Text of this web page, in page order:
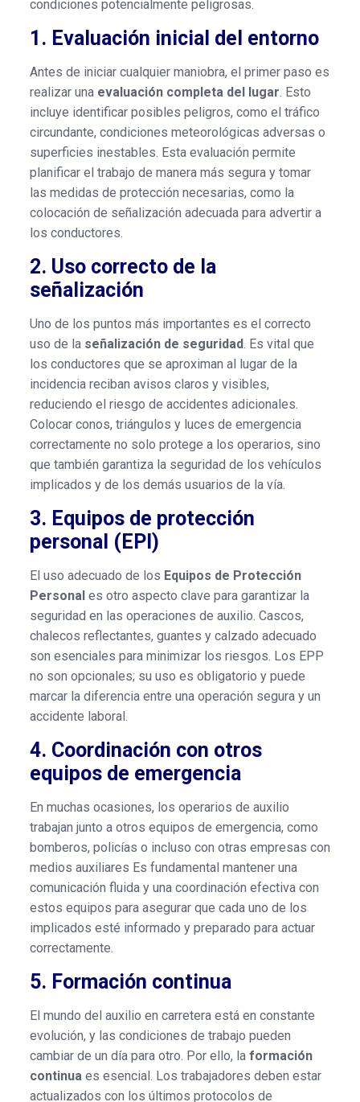
condiciones potencialmente peligrosas.
1. Evaluación inicial del entorno
Antes de iniciar cualquier maniobra, el primer paso es
realizar una evaluación completa del lugar. Esto
incluye identificar posibles peligros, como el tráfico
circundante, condiciones meteorológicas adversas o
superficies inestables. Esta evaluación permite
planificar el trabajo de manera más segura y tomar
las medidas de protección necesarias, como la
colocación de señalización adecuada para advertir a
los conductores.
2. Uso correcto de la
señalización
Uno de los puntos más importantes es el correcto
uso de la señalización de seguridad. Es vital que
los conductores que se aproximan al lugar de la
incidencia reciban avisos claros y visibles,
reduciendo el riesgo de accidentes adicionales.
Colocar conos, triángulos y luces de emergencia
correctamente no solo protege a los operarios, sino
que también garantiza la seguridad de los vehículos
implicados y de los demás usuarios de la vía.
3. Equipos de protección
personal (EPI)
El uso adecuado de los Equipos de Protección
Personales otro aspecto clave para garantizar la
seguridad en las operaciones de auxilio. Cascos,
chalecos reflectantes, guantes y calzado adecuado
son esenciales para minimizar los riesgos. Los EPP
no son opcionales; su uso es obligatorio y puede
marcar la diferencia entre una operación segura y un
accidente laboral.
4. Coordinación con otros
equipos de emergencia
En muchas ocasiones, los operarios de auxilio
trabajan junto a otros equipos de emergencia, como
bomberos, policías o incluso con otras empresas con
medios auxiliares Es fundamental mantener una
comunicación fluida y una coordinación efectiva con
estos equipos para asegurar que cada uno de los
implicados esté informado y preparado para actuar
correctamente.
5. Formación continua
El mundo del auxilio en carretera está en constante
evolución, y las condiciones de trabajo pueden
cambiar de un día para otro. Por ello, la formación
continuaes esencial. Los trabajadores deben estar
actualizados con los últimos protocolos de